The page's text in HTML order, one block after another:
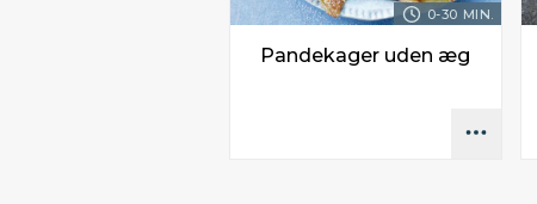
0-30 MIN.
Pandekager uden æg